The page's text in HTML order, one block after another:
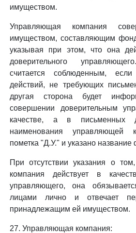
имуществом.
Управляющая компания
имуществом, составляющим
указывая при этом, что она
доверительного
считается соблюденным,
действий, не требующих
другая сторона будет
совершении доверительным
качестве, а в письменных
наименования управляющей
пометка "Д.У." и указано название
При отсутствии указания о
компания действует в
управляющего, она
лицами лично и отвечает
принадлежащим ей имуществом.
27. Управляющая компания: